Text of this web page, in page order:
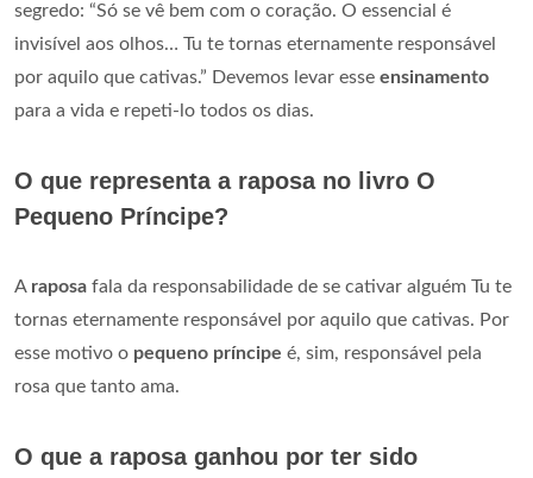
segredo: “Só se vê bem com o coração. O essencial é
invisível aos olhos… Tu te tornas eternamente responsável
por aquilo que cativas.” Devemos levar esse ensinamento
para a vida e repeti-lo todos os dias.
O que representa a raposa no livro O
Pequeno Príncipe?
A raposa fala da responsabilidade de se cativar alguém Tu te
tornas eternamente responsável por aquilo que cativas. Por
esse motivo o pequeno príncipe é, sim, responsável pela
rosa que tanto ama.
O que a raposa ganhou por ter sido